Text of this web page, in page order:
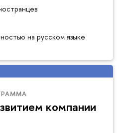
на русском языке
компании